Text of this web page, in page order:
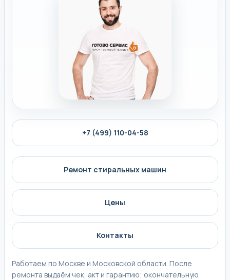
+7 (499) 110-04-58
Ремонт стиральных машин
Цены
Контакты
Работаем по Москве и Московской области. После
ремонта выдаём чек, акт и гарантию; окончательную